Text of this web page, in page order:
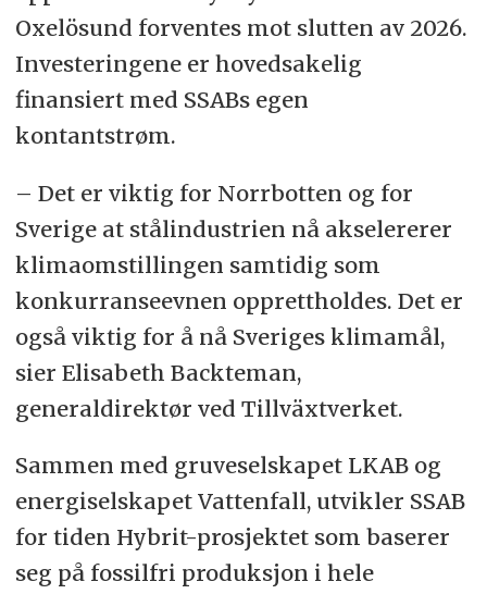
Oxelösund forventes mot slutten av 2026.
Investeringene er hovedsakelig
finansiert med SSABs egen
kontantstrøm.
– Det er viktig for Norrbotten og for
Sverige at stålindustrien nå akselererer
klimaomstillingen samtidig som
konkurranseevnen opprettholdes. Det er
også viktig for å nå Sveriges klimamål,
sier Elisabeth Backteman,
generaldirektør ved Tillväxtverket.
Sammen med gruveselskapet LKAB og
energiselskapet Vattenfall, utvikler SSAB
for tiden Hybrit-prosjektet som baserer
seg på fossilfri produksjon i hele